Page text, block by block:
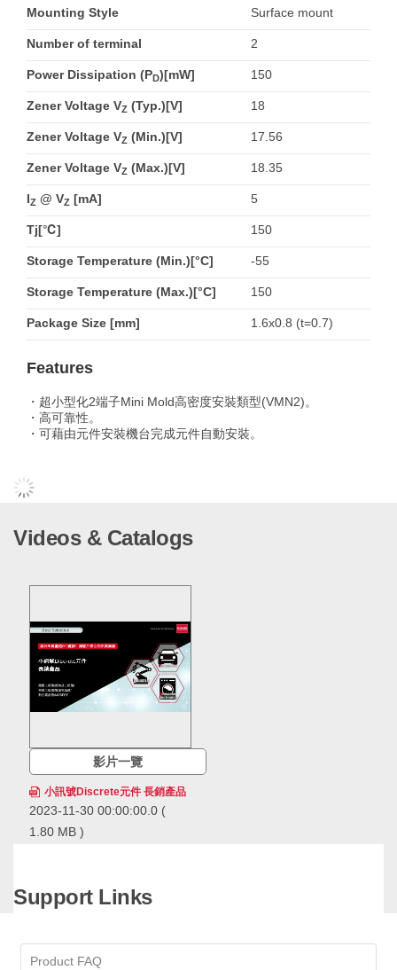
Mounting Style Surface mount
Number of terminal 2
Power Dissipation (PD)[mW] 150
Zener Voltage VZ (Typ.)[V] 18
Zener Voltage VZ (Min.)[V] 17.56
Zener Voltage VZ (Max.)[V] 18.35
IZ @ VZ [mA] 5
Tj[℃] 150
Storage Temperature (Min.)[°C] -55
Storage Temperature (Max.)[°C] 150
Package Size [mm] 1.6x0.8 (t=0.7)
Features
・超小型化2端子Mini Mold高密度安裝類型(VMN2)。
・高可靠性。
・可藉由元件安裝機台完成元件自動安裝。
Videos & Catalogs
影片一覽
小訊號Discrete元件 長銷產品
2023-11-30 00:00:00.0 (
1.80 MB )
經超過600億個，擁有領先業
生命週期長的應用中也可以放
心採用。
ROHM的小訊號Discrete元件長銷
個，擁有領先業界的供貨實績。
ROHM透過確保穩定的生產和供
Support Links
Product FAQ